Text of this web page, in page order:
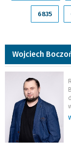
6835
Wojciech